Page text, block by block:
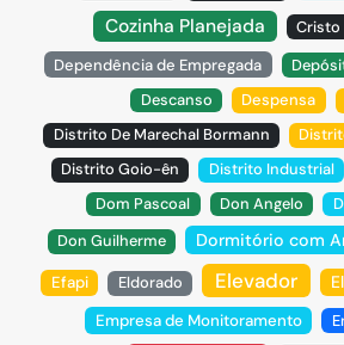
Cozinha Planejada Cristo
Dependência de Empregada
Descanso
Despensa
Distrito De Marechal Bormann
Distrito Goio-ên
Distrito Industrial
Dom Pascoal
Don Angelo
Don Guilherme
Dormitório com
Efapi Eldorado Elevador
Empresa de Monitoramento